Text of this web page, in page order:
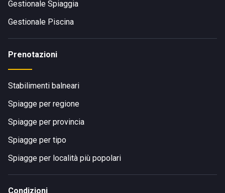
Gestionale Spiaggia
Gestionale Piscina
Prenotazioni
Stabilimenti balneari
Spiagge per regione
Spiagge per provincia
Spiagge per tipo
Spiagge per località più popolari
Condizioni